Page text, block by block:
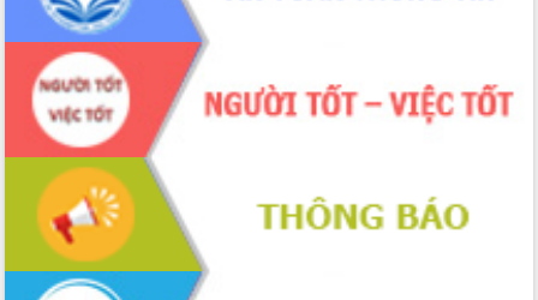
Phó Chủ tịch Thường trực UBND tỉnh
Hồ Thị Nguyên Thảo làm việc tại Trung
tâm Phục vụ hành chính công xã Ea
Phê
Xây dựng nền hành chính số đồng
hành cùng nông dân dân, doanh nghiệp
Giai đoạn 2026-2030, Đắk Lắk phấn
đấu có 77% xã đạt chuẩn nông thôn
mới
Chuyển đổi số 'mở đường' cho nông
nghiệp Đắk Lắk tăng trưởng bứt phá